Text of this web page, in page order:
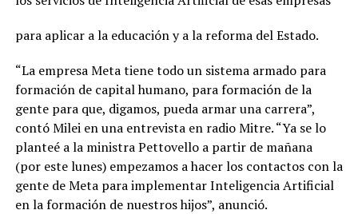
para aplicar a la educación y a la reforma del Estado.
“La empresa Meta tiene todo un sistema armado para
formación de capital humano, para formación de la
gente para que, digamos, pueda armar una carrera”,
contó Milei en una entrevista en radio Mitre. “Ya se lo
planteé a la ministra Pettovello a partir de mañana
(por este lunes) empezamos a hacer los contactos con la
gente de Meta para implementar Inteligencia Artificial
en la formación de nuestros hijos”, anunció.